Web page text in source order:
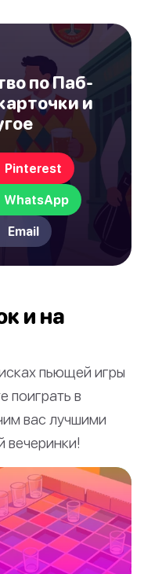
по Паб-
и
Pinterest
WhatsApp
Email
и на
пьющей игры
поиграть в
вас лучшими